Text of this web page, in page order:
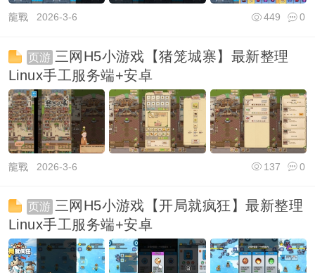
龍戰2026-3-6 0
449
页游 三网H5小游戏【猪笼城寨】最新整理
Linux手工服务端+安卓
龍戰2026-3-6 0
137
页游 三网H5小游戏【开局就疯狂】最新整理
Linux手工服务端+安卓